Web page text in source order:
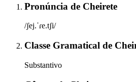
Pronúncia de Cheirete
/ʃej.ˈɾe.tʃi/
Classe Gramatical de
Substantivo